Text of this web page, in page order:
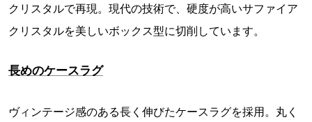
クリスタルで再現。現代の技術で、硬度が高いサファイア
クリスタルを美しいボックス型に切削しています。
長めのケースラグ
ヴィンテージ感のある長く伸びたケースラグを採用。丸く